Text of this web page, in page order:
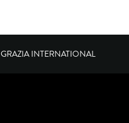
GRAZIA INTERNATIONAL